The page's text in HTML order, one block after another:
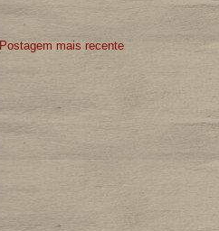
Postagem mais recente